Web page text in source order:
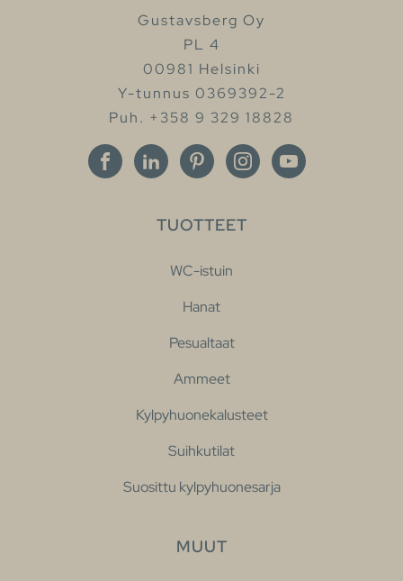
Gustavsberg Oy
PL 4
00981 Helsinki
Y-tunnus 0369392-2
Puh. +358 9 329 18828
TUOTTEET
WC-istuin
Hanat
Pesualtaat
Ammeet
Kylpyhuonekalusteet
Suihkutilat
Suosittu kylpyhuonesarja
MUUT